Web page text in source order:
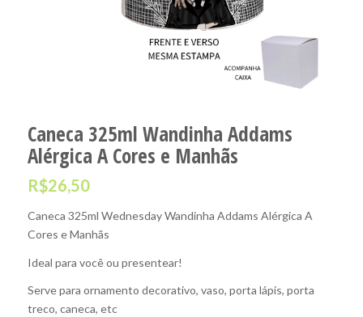
Caneca 325ml Wandinha Addams
Alérgica A Cores e Manhãs
R$26,50
Caneca 325ml Wednesday Wandinha Addams Alérgica A
Cores e Manhãs
Ideal para você ou presentear!
Serve para ornamento decorativo, vaso, porta lápis, porta
treco, caneca, etc